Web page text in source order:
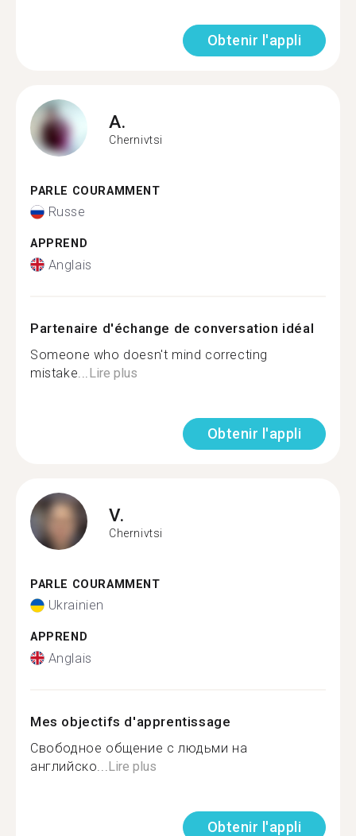
Obtenir l'appli
A.
Chernivtsi
PARLE COURAMMENT
Russe
APPREND
Anglais
Partenaire d'échange de conversation idéal
Someone who doesn't mind correcting
mistake... Lire plus
Obtenir l'appli
V.
Chernivtsi
PARLE COURAMMENT
Ukrainien
APPREND
Anglais
Mes objectifs d'apprentissage
Свободное общение с людьми на
английско... Lire plus
Obtenir l'appli